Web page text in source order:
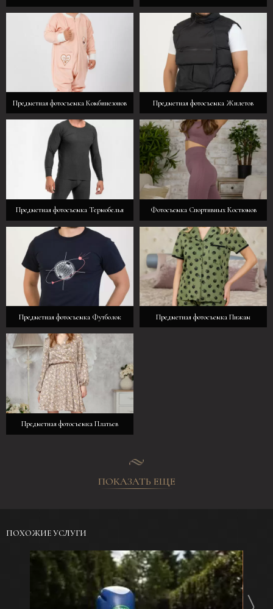
Предметная фотосъемка Комбинезонов Предметная фотосъемка Жилетов
Предметная фотосъемка Термобелья Фотосъемка Спортивных Костюмов
Предметная фотосъемка Футболок Предметная фотосъемка Пижам
Предметная фотосъемка Платьев
ПОКАЗАТЬ ЕЩЕ
ПОХОЖИЕ УСЛУГИ